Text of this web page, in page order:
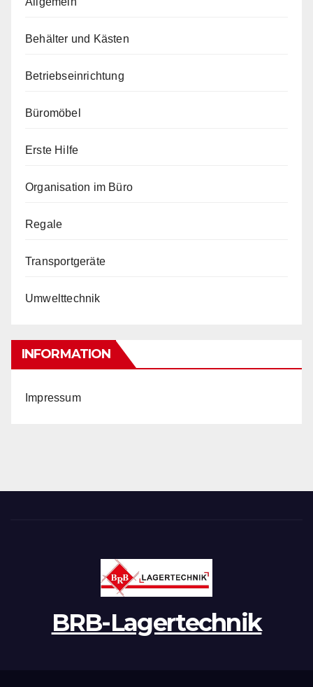
Behälter und Kästen
Betriebseinrichtung
Büromöbel
Erste Hilfe
Organisation im Büro
Regale
Transportgeräte
Umwelttechnik
INFORMATION
Impressum
BRB-Lagertechnik